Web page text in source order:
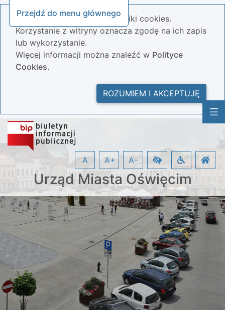
Przejdź do menu głównego
Nasza strona wykorzystuje pliki cookies.
Korzystanie z witryny oznacza zgodę na ich zapis
lub wykorzystanie.
Więcej informacji można znaleźć w Polityce
Cookies.
ROZUMIEM I AKCEPTUJĘ
Urząd Miasta Oświęcim
A A+ A-